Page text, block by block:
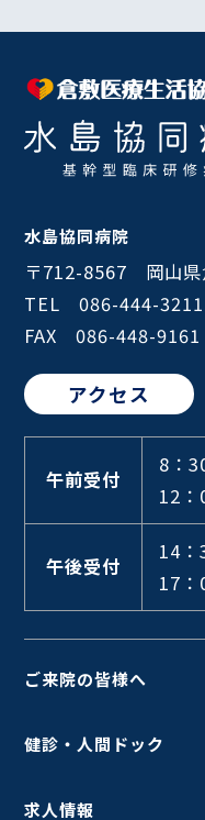
水島協同病院
〒712-8567 岡山県
TEL 086-444-3211
FAX 086-448-9161
アクセス
午前受付
8：
12：
午後受付
14
17：
ご来院の皆様へ
健診・人間ドック
求人情報